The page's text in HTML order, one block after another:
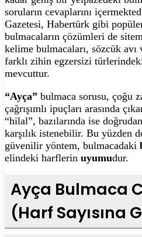
soruların cevaplarını
Gazetesi, Habertürk gibi
bulmacaların çözümleri de
kelime bulmacaları, sözcük avı
farklı zihin egzersizi
mevcuttur.
“Ayça” bulmaca sorusu, çoğu
çağrışımlı ipuçları arasında
“hilal”, bazılarında ise
karşılık istenebilir. Bu yüzden
güvenilir yöntem, bulmacadaki
elindeki harflerin uyumudur.
Ayça Bulmaca
(Harf Sayısına